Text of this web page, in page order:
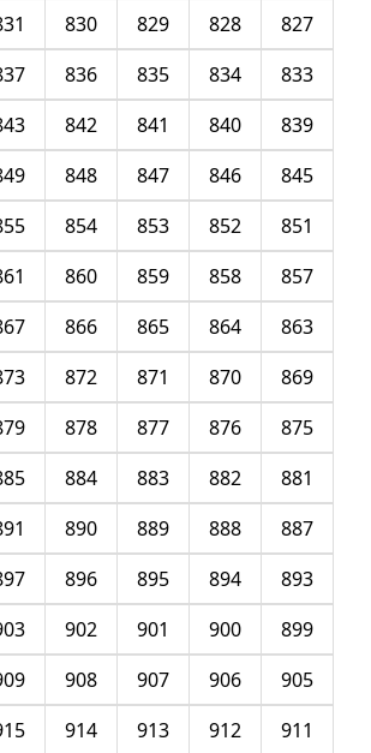
827
828
829
830
833
834
835
836
839
840
841
842
845
846
847
848
851
852
853
854
857
858
859
860
863
864
865
866
869
870
871
872
875
876
877
878
881
882
883
884
887
888
889
890
893
894
895
896
899
900
901
902
905
906
907
908
911
912
913
914